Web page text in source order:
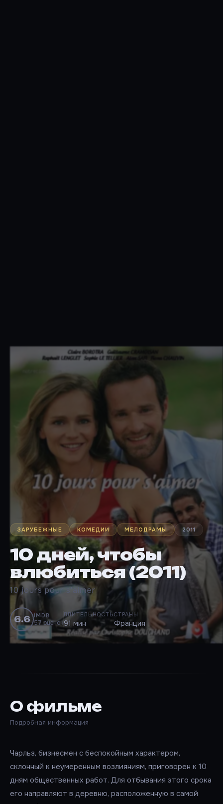
ЗАРУБЕЖНЫЕ КОМЕДИИ МЕЛОДРАМЫ 2011
10 дней, чтобы
влюбиться (2011)
10 jours pour s'aimer
6.6 IMDB
57 оценок
ДЛИТЕЛЬНОСТЬ
91 мин
СТРАНЫ
Франция
О фильме
Подробная информация
Чарльз, бизнесмен с беспокойным характером,
склонный к неумеренным возлияниям, приговорен к 10
дням общественных работ. Для отбывания этого срока
его направляют в деревню, расположенную в самой